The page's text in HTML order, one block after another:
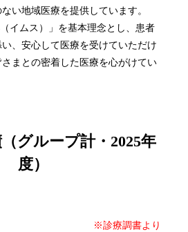
い地域医療を提供しています。
イムス）」を基本理念とし、患者
、安心して医療を受けていただけ
まとの密着した医療を心がけてい
グループ計・2025年
度）
※診療調書より